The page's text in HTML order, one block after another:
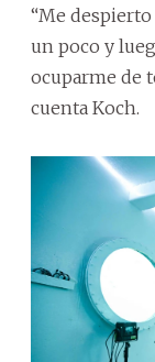
“Me despierto
un poco y
ocuparme de
cuenta Koch.